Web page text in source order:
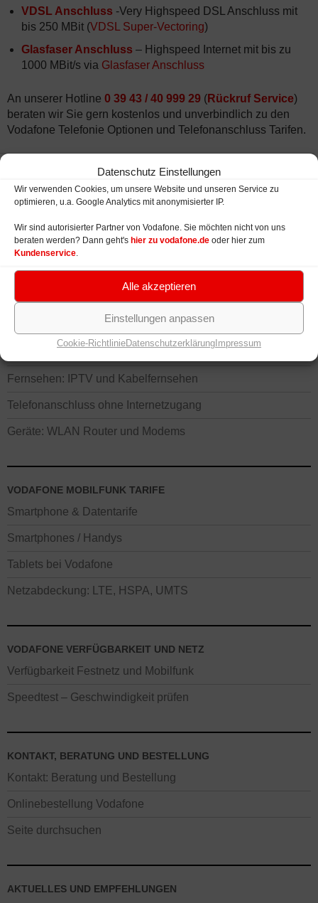
Datenschutz Einstellungen
Wir verwenden Cookies, um unsere Website und unseren Service zu
optimieren, u.a. Google Analytics mit anonymisierter IP.
Wir sind autorisierter Partner von Vodafone. Sie möchten nicht von uns
beraten werden? Dann geht's hier zu vodafone.de oder hier zum
Kundenservice.
Alle akzeptieren
Einstellungen anpassen
Cookie-RichtlinieDatenschutzerklärung Impressum
VDSL Anschluss -Very Highspeed DSL Anschluss mit
bis 250 MBit (VDSL Super-Vectoring)
Glasfaser Anschluss – Highspeed Internet mit bis zu
1000 MBit/s via Glasfaser Anschluss
An unserer Hotline 0 39 43 / 40 999 29 (Rückruf Service)
beraten wir Sie gern kostenlos und unverbindlich zu den
Vodafone Telefonie Optionen und Telefonanschluss Tarifen.
VODAFONE ZUHAUSE TARIFE
Zuhause Tarife: Internet, Telefon, TV
Fernsehen: IPTV und Kabelfernsehen
Telefonanschluss ohne Internetzugang
Geräte: WLAN Router und Modems
VODAFONE MOBILFUNK TARIFE
Smartphone & Datentarife
Smartphones / Handys
Tablets bei Vodafone
Netzabdeckung: LTE, HSPA, UMTS
VODAFONE VERFÜGBARKEIT UND NETZ
Verfügbarkeit Festnetz und Mobilfunk
Speedtest – Geschwindigkeit prüfen
KONTAKT, BERATUNG UND BESTELLUNG
Kontakt: Beratung und Bestellung
Onlinebestellung Vodafone
Seite durchsuchen
AKTUELLES UND EMPFEHLUNGEN